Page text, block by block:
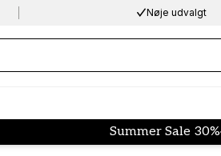
Nøje udvalgt
Summer Sale 30%